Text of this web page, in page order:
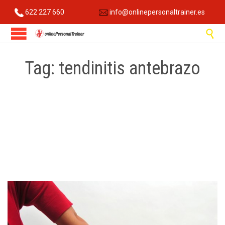
622 227 660 info@onlinepersonaltrainer.es

Tag: tendinitis antebrazo